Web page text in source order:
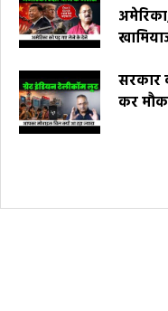
सरकार
कर